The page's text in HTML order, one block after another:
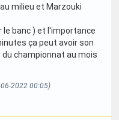
milieu et Marzouki
le banc ) et l'importance
ça peut avoir son
championnat au mois
2022 00:05)